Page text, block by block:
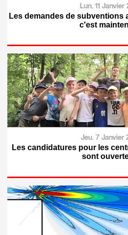
Lun. 11 Janvier
Les demandes de subventions
c'est
Jeu. 7 Janvier
Les candidatures pour les
sont